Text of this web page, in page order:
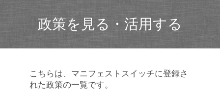
政策を見る・活用する
こちらは、マニフェストスイッチに登録さ
れた政策の一覧です。